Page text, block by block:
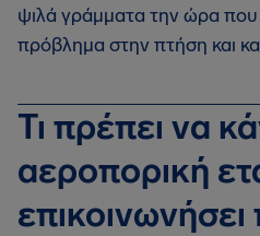
ψιλά γράμματα την ώρα που
πρόβλημα στην πτήση και
Τι πρέπει να
αεροπορική